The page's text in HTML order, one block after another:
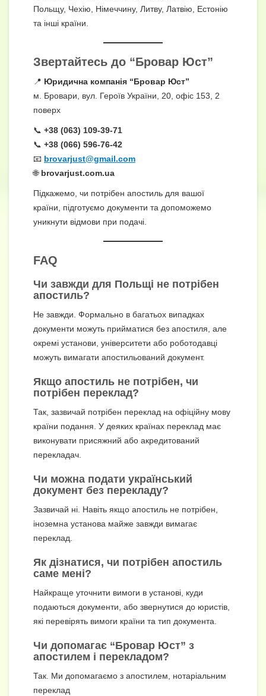
Польщу, Чехію, Німеччину, Литву, Латвію, Естонію
та інші країни.
Звертайтесь до “Бровар Юст”
📍 Юридична компанія “Бровар Юст”
м. Бровари, вул. Героїв України, 20, офіс 153, 2
поверх
📞 +38 (063) 109-39-71
📞 +38 (066) 596-76-42
📧 brovarjust@gmail.com
🌐 brovarjust.com.ua
Підкажемо, чи потрібен апостиль для вашої
країни, підготуємо документи та допоможемо
уникнути відмови при подачі.
FAQ
Чи завжди для Польщі не потрібен
апостиль?
Не завжди. Формально в багатьох випадках
документи можуть прийматися без апостиля, але
окремі установи, університети або роботодавці
можуть вимагати апостильований документ.
Якщо апостиль не потрібен, чи
потрібен переклад?
Так, зазвичай потрібен переклад на офіційну мову
країни подання. У деяких країнах переклад має
виконувати присяжний або акредитований
перекладач.
Чи можна подати український
документ без перекладу?
Зазвичай ні. Навіть якщо апостиль не потрібен,
іноземна установа майже завжди вимагає
переклад.
Як дізнатися, чи потрібен апостиль
саме мені?
Найкраще уточнити вимоги в установі, куди
подаються документи, або звернутися до юристів,
які перевірять вимоги країни та тип документа.
Чи допомагає “Бровар Юст” з
апостилем і перекладом?
Так. Ми допомагаємо з апостилем, нотаріальним
переклад